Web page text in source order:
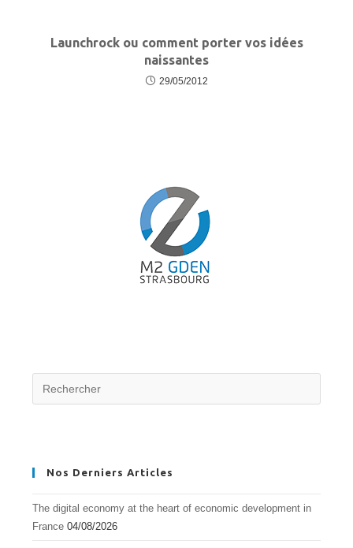
Launchrock ou comment porter vos idées
naissantes
29/05/2012
Nos Derniers Articles
The digital economy at the heart of economic development in
France 04/08/2026